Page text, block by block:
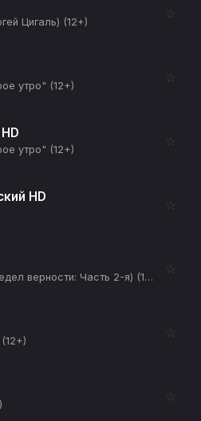
Цигаль) (12+)
☆
утро" (12+)
☆
утро" (12+)
☆
HD ☆
Контуженный (Предел верности: Часть 2-я) (16+)
☆
☆
☆